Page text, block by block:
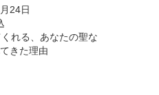
24日
れる、あなたの聖な
きた理由